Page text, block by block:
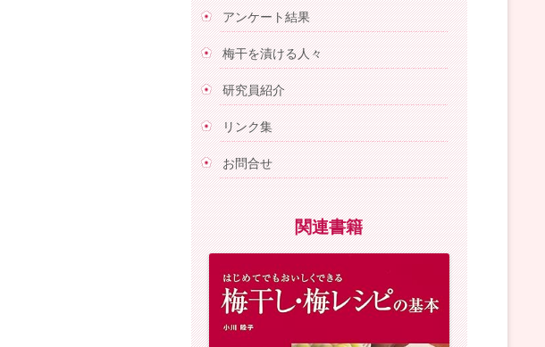
アンケート結果
梅干を漬ける人々
研究員紹介
リンク集
お問合せ
関連書籍